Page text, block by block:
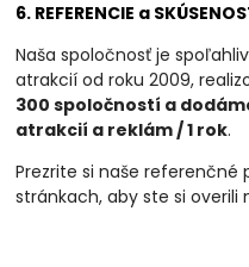
6. REFERENCIE a
Naša spoločnosť je
atrakcií od roku 2009,
300 spoločností a
atrakcií a reklám / 1 rok.
Prezrite si naše referenčné
stránkach, aby ste si overili